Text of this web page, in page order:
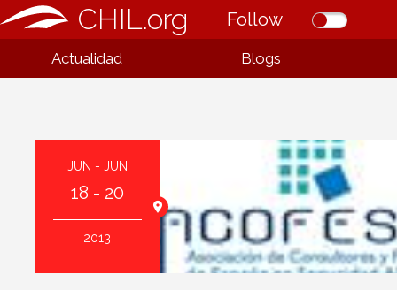
CHIL.org Follow
Actualidad Blogs
JUN - JUN
18 - 20
2013
y Cajal Ciudad
- MADRID